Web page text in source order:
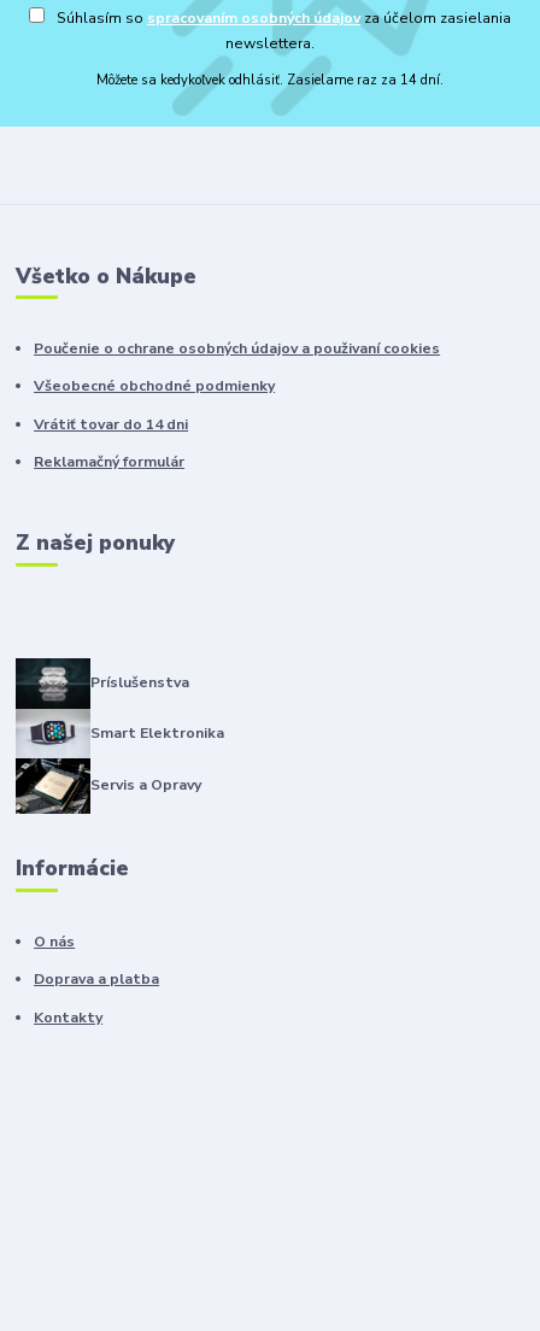
Súhlasím so spracovaním osobných údajovza účelom zasielania
newslettera.
Môžete sa kedykoľvek odhlásiť. Zasielame raz za 14 dní.
Všetko o Nákupe
Poučenie o ochrane osobných údajov a použivaní cookies
Všeobecné obchodné podmienky
Vrátiť tovar do 14 dni
Reklamačný formulár
Z našej ponuky
Príslušenstva
Smart Elektronika
Servis a Opravy
Informácie
O nás
Doprava a platba
Kontakty